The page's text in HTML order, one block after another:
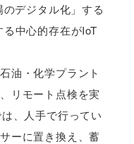
デジタル化」する
中心的存在がIoT
油・化学プラント
リモート点検を実
、人手で行ってい
ーに置き換え、蓄